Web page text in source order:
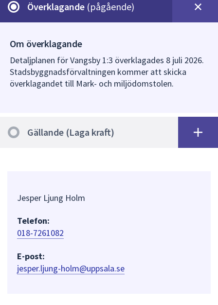
Överklagande (pågående)
Om överklagande
Detaljplanen för Vangsby 1:3 överklagades 8 juli 2026.
Stadsbyggnadsförvaltningen kommer att skicka
överklagandet till Mark- och miljödomstolen.
Gällande (Laga kraft)
Jesper Ljung Holm
Telefon:
018-7261082
E-post:
jesper.ljung-holm@uppsala.se